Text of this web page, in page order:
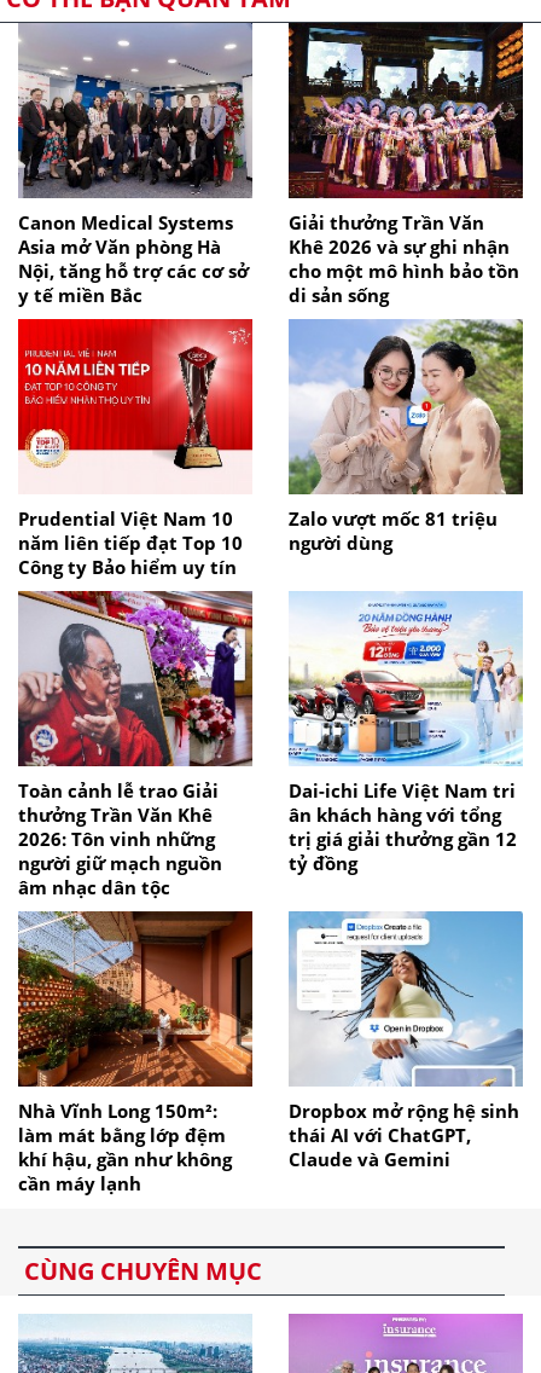
Canon Medical Systems
Asia mở Văn phòng Hà
Nội, tăng hỗ trợ các cơ sở
y tế miền Bắc
Giải thưởng Trần Văn
Khê 2026 và sự ghi nhận
cho một mô hình bảo tồn
di sản sống
Prudential Việt Nam 10
năm liên tiếp đạt Top 10
Công ty Bảo hiểm uy tín
Zalo vượt mốc 81 triệu
người dùng
Toàn cảnh lễ trao Giải
thưởng Trần Văn Khê
2026: Tôn vinh những
người giữ mạch nguồn
âm nhạc dân tộc
Dai-ichi Life Việt Nam tri
ân khách hàng với tổng
trị giá giải thưởng gần 12
tỷ đồng
Nhà Vĩnh Long 150m²:
làm mát bằng lớp đệm
khí hậu, gần như không
cần máy lạnh
Dropbox mở rộng hệ sinh
thái AI với ChatGPT,
Claude và Gemini
CÙNG CHUYÊN MỤC